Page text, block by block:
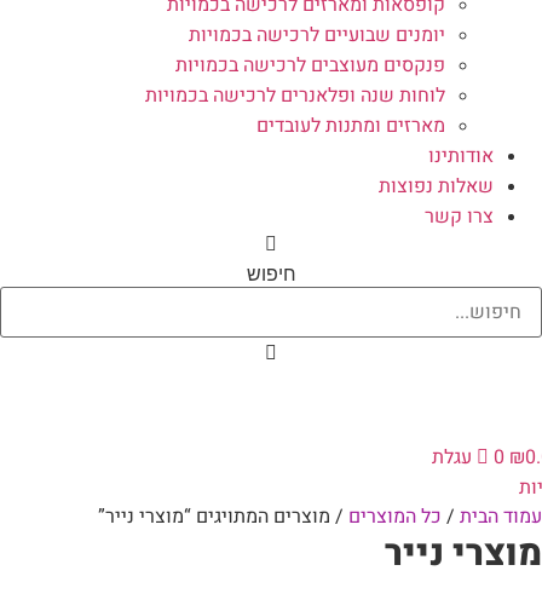
יומנים שבועיים לרכישה בכמויות
פנקסים מעוצבים לרכישה בכמויות
לוחות שנה ופלאנרים לרכישה בכמויות
מארזים ומתנות לעובדים
אודותינו
שאלות נפוצות
צרו קשר
חיפוש
₪
0
עגלת
עמוד הבית / כל המוצרים / מוצרים המתויגים “מוצרי נייר”
מוצרי נייר